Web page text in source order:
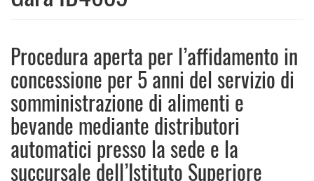
Procedura aperta per l’affidamento in
concessione per 5 anni del servizio di
somministrazione di alimenti e
bevande mediante distributori
automatici presso la sede e la
succursale dell’Istituto Superiore